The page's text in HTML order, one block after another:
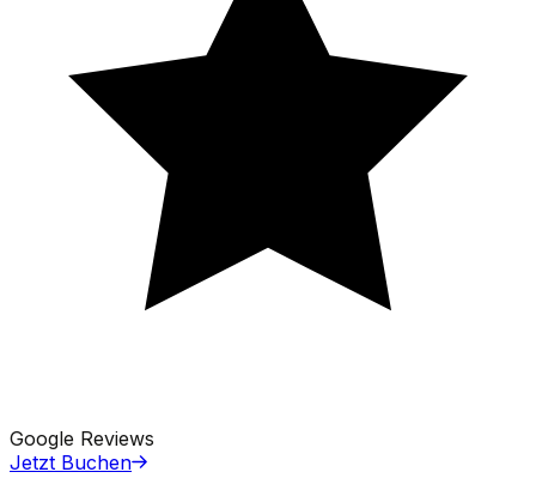
Google Reviews
Jetzt Buchen